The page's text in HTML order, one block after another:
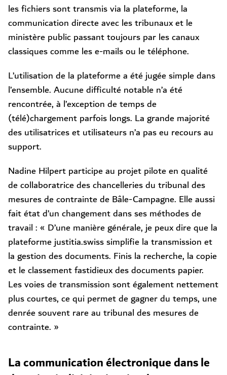
les fichiers sont transmis via la plateforme, la
communication directe avec les tribunaux et le
ministère public passant toujours par les canaux
classiques comme les e-mails ou le téléphone.
L’utilisation de la plateforme a été jugée simple dans
l’ensemble. Aucune difficulté notable n’a été
rencontrée, à l’exception de temps de
(télé)chargement parfois longs. La grande majorité
des utilisatrices et utilisateurs n’a pas eu recours au
support.
Nadine Hilpert participe au projet pilote en qualité
de collaboratrice des chancelleries du tribunal des
mesures de contrainte de Bâle-Campagne. Elle aussi
fait état d’un changement dans ses méthodes de
travail : « D’une manière générale, je peux dire que la
plateforme justitia.swiss simplifie la transmission et
la gestion des documents. Finis la recherche, la copie
et le classement fastidieux des documents papier.
Les voies de transmission sont également nettement
plus courtes, ce qui permet de gagner du temps, une
denrée souvent rare au tribunal des mesures de
contrainte. »
La communication électronique dans le